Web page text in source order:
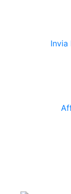
Invia